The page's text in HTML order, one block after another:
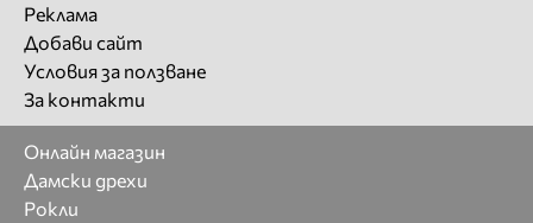
Реклама
Добави сайт
Условия за ползване
За контакти
Онлайн магазин
Дамски дрехи
Рокли